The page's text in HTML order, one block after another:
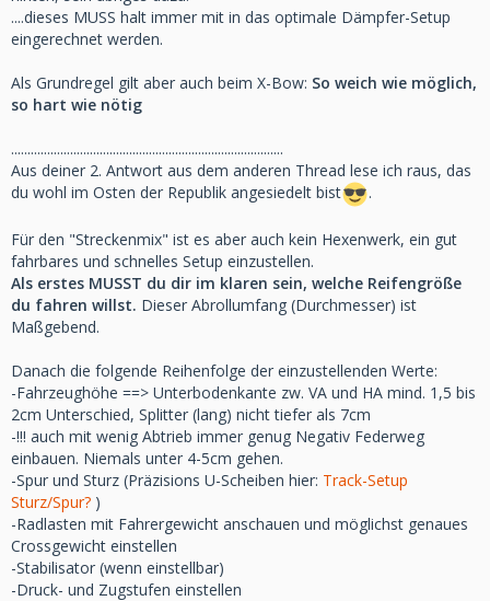
-Oschersleben
-Sachsenring
-Groß-Dölln
-Most
....dieses MUSS halt immer mit in das optimale Dämpfer-Setup
eingerechnet werden.
Als Grundregel gilt aber auch beim X-Bow: So weich wie möglich,
so hart wie nötig
...................................................................................
Aus deiner 2. Antwort aus dem anderen Thread lese ich raus, das
du wohl im Osten der Republik angesiedelt bist
.
Für den "Streckenmix" ist es aber auch kein Hexenwerk, ein gut
fahrbares und schnelles Setup einzustellen.
Als erstes MUSST du dir im klaren sein, welche Reifengröße
du fahren willst. Dieser Abrollumfang (Durchmesser) ist
Maßgebend.
Danach die folgende Reihenfolge der einzustellenden Werte:
-Fahrzeughöhe ==> Unterbodenkante zw. VA und HA mind. 1,5 bis
2cm Unterschied, Splitter (lang) nicht tiefer als 7cm
-!!! auch mit wenig Abtrieb immer genug Negativ Federweg
einbauen. Niemals unter 4-5cm gehen.
-Spur und Sturz (Präzisions U-Scheiben hier: Track-Setup
Sturz/Spur? )
-Radlasten mit Fahrergewicht anschauen und möglichst genaues
Crossgewicht einstellen
-Stabilisator (wenn einstellbar)
-Druck- und Zugstufen einstellen